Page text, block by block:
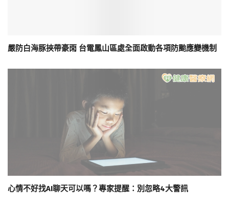
嚴防白海豚挾帶豪雨 台電鳳山區處全面啟動各項防颱應變機制
心情不好找AI聊天可以嗎？專家提醒：別忽略4大警訊